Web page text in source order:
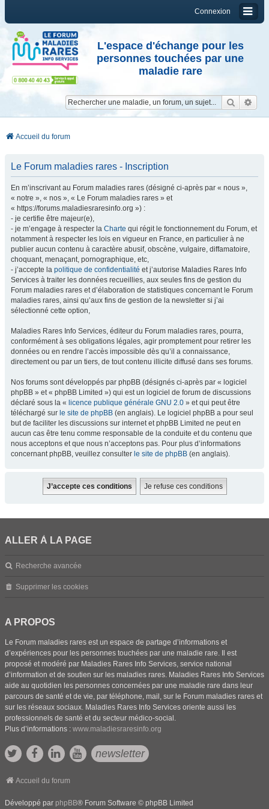
Connexion
L'espace d'échange pour les
personnes touchées par une
maladie rare
Accueil du forum
Le Forum maladies rares - Inscription
En m’inscrivant au Forum maladies rares (désigné ci-après par « nous »,
« notre », « nos », « Le Forum maladies rares » et
« https://forums.maladiesraresinfo.org ») :
- je certifie être majeur(e),
- je m’engage à respecter la Charte qui régit le fonctionnement du Forum, et
notamment à respecter les lois en vigueur en France, en particulier à ne
publier aucun contenu à caractère abusif, obscène, vulgaire, diffamatoire,
choquant, menaçant, pornographique, etc,
- j’accepte la politique de confidentialité et j’autorise Maladies Rares Info
Services à traiter les données recueillies, aux seules fins de gestion du
Forum maladies rares et d’élaboration de statistiques concernant le Forum
maladies rares, ainsi qu’aux fins de gestion de la newsletter si j’ai
sélectionné cette option,
Maladies Rares Info Services, éditeur du Forum maladies rares, pourra,
conformément à ses obligations légales, agir promptement pour retirer les
données ou en rendre l’accès impossible dès qu’il a connaissance,
directement ou par un tiers, de tout contenu illicite diffusé dans ses forums.
Nos forums sont développés par phpBB (désignés ci-après par « logiciel
phpBB » et « phpBB Limited ») qui est un logiciel de forum de discussions
déclaré sous la « licence publique générale GNU 2.0 » et qui peut être
téléchargé sur le site de phpBB (en anglais). Le logiciel phpBB a pour seul
but de faciliter les discussions sur internet et phpBB Limited ne peut en
aucun cas être tenu comme responsable de la conduite et du contenu que
nous acceptons et que nous n’acceptons pas. Pour plus d’informations
concernant phpBB, veuillez consulter le site de phpBB (en anglais).
ALLER À LA PAGE
Recherche avancée
Supprimer les cookies
A PROPOS
Le Forum maladies rares est un espace de partage d’informations et
d’expériences pour les personnes touchées par une maladie rare. Il est
proposé et modéré par Maladies Rares Info Services, service national
d’information et de soutien sur les maladies rares. Maladies Rares Info Services
aide au quotidien les personnes concernées par une maladie rare dans leur
parcours de santé et de vie, par téléphone, mail, sur le Forum maladies rares et
sur les réseaux sociaux. Maladies Rares Info Services oriente aussi les
professionnels de santé et du secteur médico-social.
Plus d’informations : www.maladiesraresinfo.org
newsletter
Accueil du forum
Développé par phpBB® Forum Software © phpBB Limited